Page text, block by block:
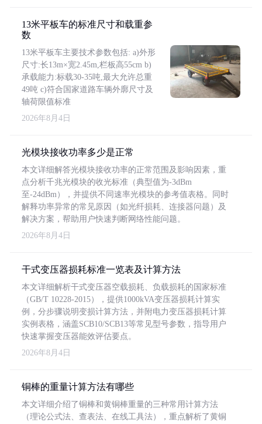
13米平板车的标准尺寸和载重参
数
13米平板车主要技术参数包括: a)外形
尺寸:长13m×宽2.45m,栏板高55cm b)
承载能力:标载30-35吨,最大允许总重
49吨 c)符合国家道路车辆外廓尺寸及
轴荷限值标准
2026年8月4日
光模块接收功率多少是正常
本文详细解答光模块接收功率的正常范围及影响因素，重
点分析千兆光模块的收光标准（典型值为-3dBm
至-24dBm），并提供不同速率光模块的参考值表格。同时
解释功率异常的常见原因（如光纤损耗、连接器问题）及
解决方案，帮助用户快速判断网络性能问题。
2026年8月4日
干式变压器损耗标准一览表及计算方法
本文详细解析干式变压器空载损耗、负载损耗的国家标准
（GB/T 10228-2015），提供1000kVA变压器损耗计算实
例，分步骤说明变损计算方法，并附电力变压器损耗计算
实例表格，涵盖SCB10/SCB13等常见型号参数，指导用户
快速掌握变压器能效评估要点。
2026年8月4日
铜棒的重量计算方法有哪些
本文详细介绍了铜棒和黄铜棒重量的三种常用计算方法
（理论公式法、查表法、在线工具法），重点解析了黄铜